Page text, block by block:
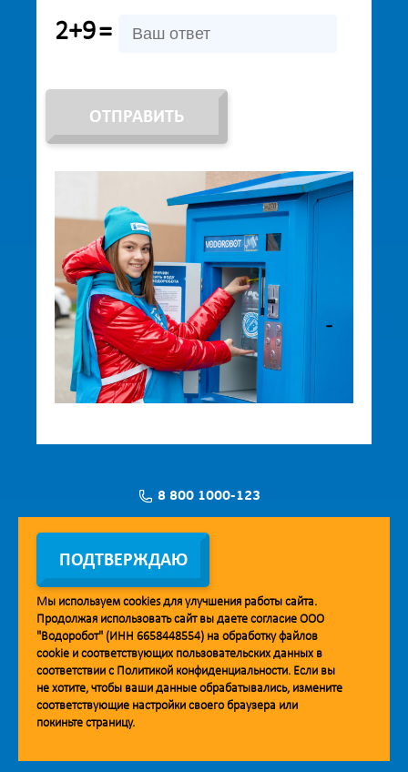
2+9=
ОТПРАВИТЬ
8 800 1000-123
Заявка на установку
Мобильное приложение Vodorobot
ПОДТВЕРЖДАЮ
Мы используем cookiesдля улучшения работы сайта.
Продолжая использовать сайт вы даете согласие ООО
"Водоробот" (ИНН 6658448554) на обработку файлов
cookie и соответствующих пользовательских данных в
соответствии с Политикой конфиденциальности. Если вы
не хотите, чтобы ваши данные обрабатывались, измените
соответствующие настройки своего браузера или
покиньте страницу.